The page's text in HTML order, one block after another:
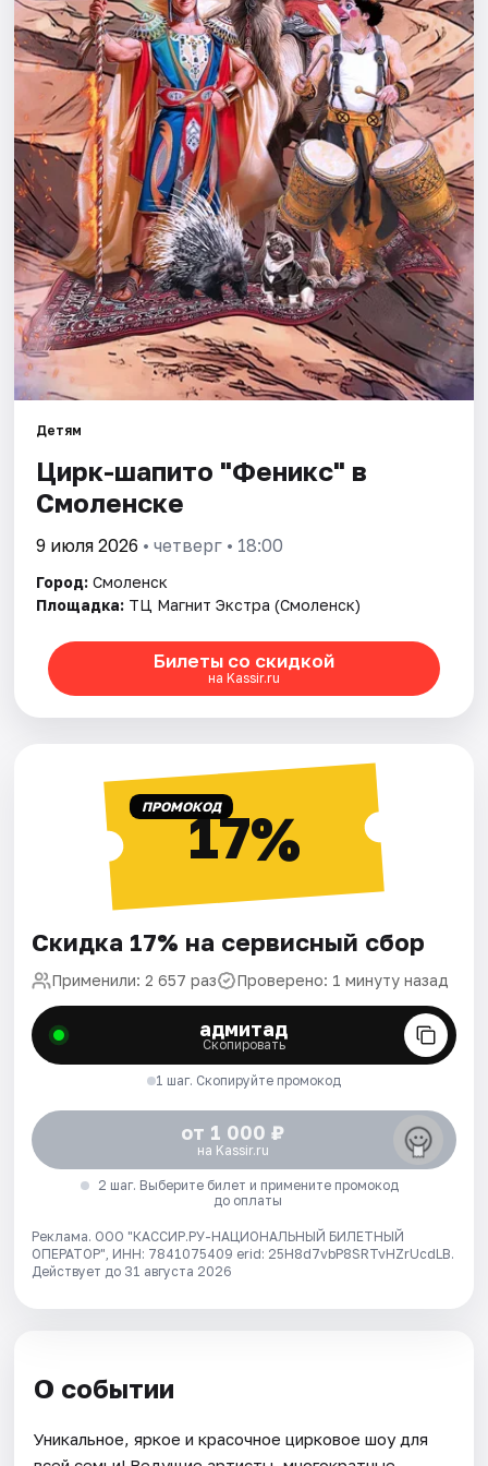
Города
Площадки
Артисты
Рейтинги
Детям
Цирк-шапито "Феникс" в
Смоленске
9 июля 2026 • четверг • 18:00
Город: Смоленск
Площадка: ТЦ Магнит Экстра (Смоленск)
Билеты со скидкой
на Kassir.ru
ПРОМОКОД17%
Скидка 17% на сервисный сбор
Применили: 2 657 раз Проверено: 1 минуту назад
адмитад
Скопировать
1 шаг. Скопируйте промокод
от 1 000 ₽
на Kassir.ru
2 шаг. Выберите билет и примените промокод
до оплаты
Реклама. ООО "КАССИР.РУ-НАЦИОНАЛЬНЫЙ БИЛЕТНЫЙ
ОПЕРАТОР", ИНН: 7841075409 erid: 25H8d7vbP8SRTvHZrUcdLB.
Действует до 31 августа 2026
О событии
Уникальное, яркое и красочное цирковое шоу для